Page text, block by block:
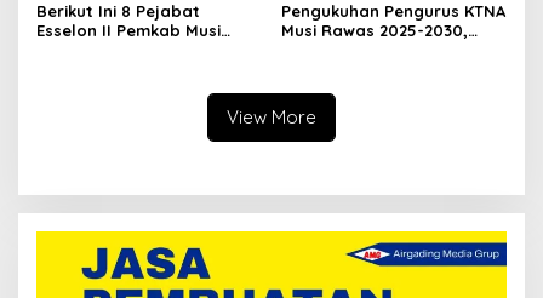
Berikut Ini 8 Pejabat
Esselon II Pemkab Musi
Pengukuhan Pengurus KTNA
Musi Rawas 2025-2030,
View More